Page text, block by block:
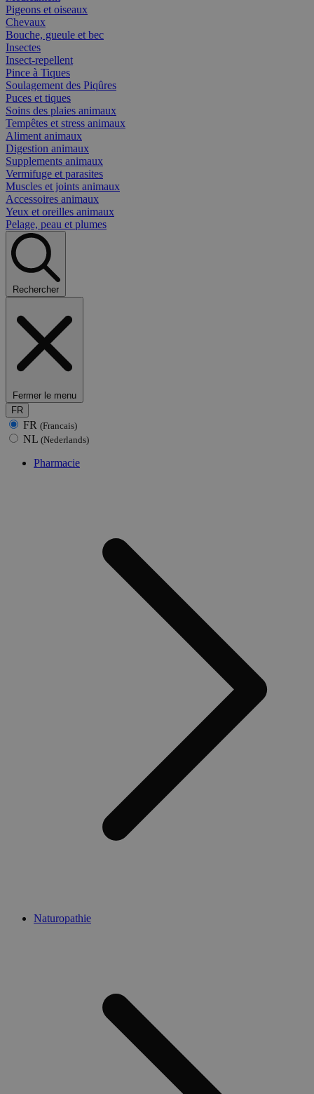
Pigeons et oiseaux
Chevaux
Bouche, gueule et bec
Insectes
Insect-repellent
Pince à Tiques
Soulagement des Piqûres
Puces et tiques
Soins des plaies animaux
Tempêtes et stress animaux
Aliment animaux
Digestion animaux
Supplements animaux
Vermifuge et parasites
Muscles et joints animaux
Accessoires animaux
Yeux et oreilles animaux
Pelage, peau et plumes
Rechercher
Fermer le menu
FR
FR (Francais)
NL (Nederlands)
Pharmacie
Naturopathie